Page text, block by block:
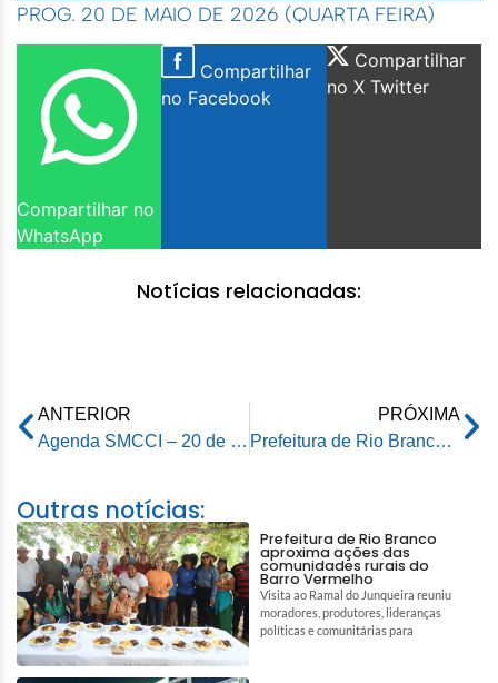
PROG. 20 DE MAIO DE 2026 (QUARTA FEIRA)
Compartilhar no
WhatsApp
Compartilhar
no Facebook
Compartilhar
no X Twitter
Notícias relacionadas:
ANTERIOR
Agenda SMCCI – 20 de maio de 2026
PRÓXIMA
Prefeitura de Rio Branco vistoria Arena Race e anuncia recuperação do espaço para fortalecer esporte e lazer
Outras notícias:
Prefeitura de Rio Branco
aproxima ações das
comunidades rurais do
Barro Vermelho
Visita ao Ramal do Junqueira reuniu
moradores, produtores, lideranças
políticas e comunitárias para